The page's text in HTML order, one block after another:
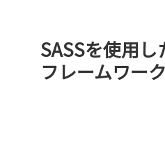
SASSを使用
フレームワー